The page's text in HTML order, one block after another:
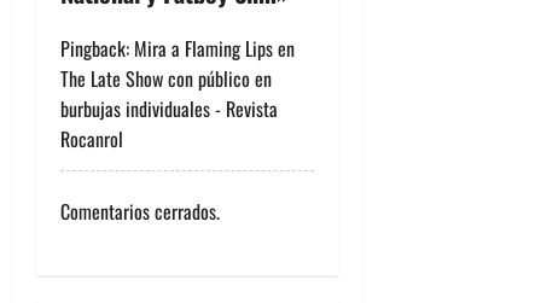
n
d
e
e
n
Pingback: Mira a Flaming Lips en
The Late Show con público en
burbujas individuales - Revista
Rocanrol
Comentarios cerrados.